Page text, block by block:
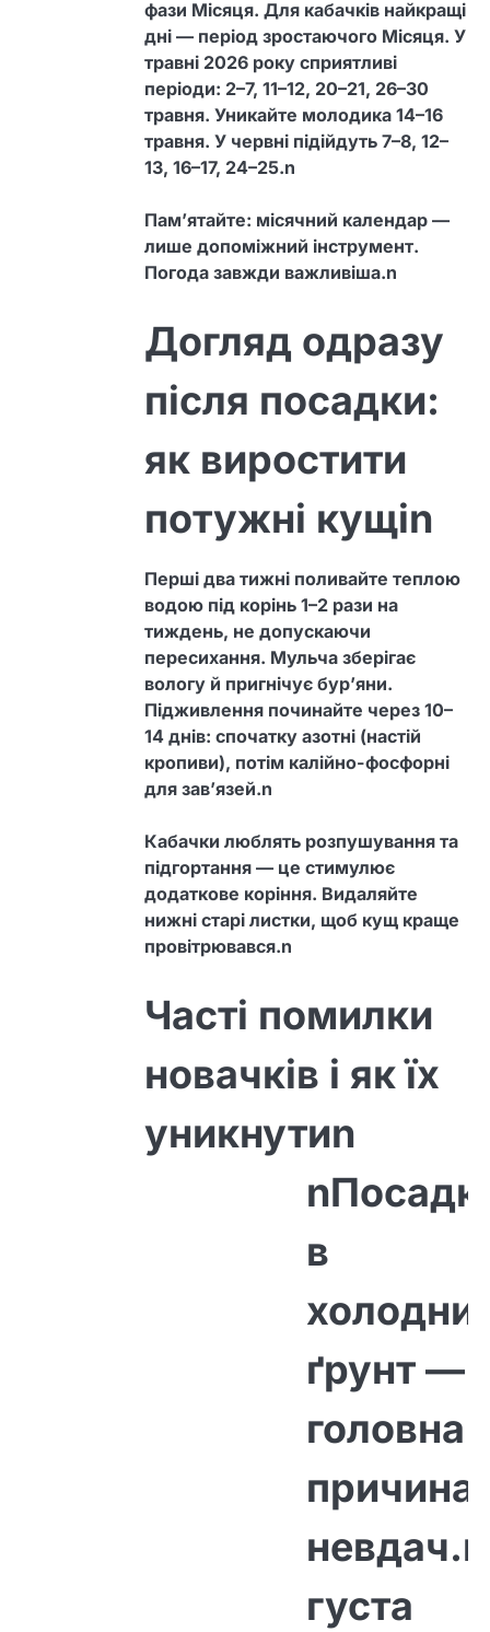
фази Місяця. Для кабачків найкращі
дні — період зростаючого Місяця. У
травні 2026 року сприятливі
періоди: 2–7, 11–12, 20–21, 26–30
травня. Уникайте молодика 14–16
травня. У червні підійдуть 7–8, 12–
13, 16–17, 24–25.n
Пам’ятайте: місячний календар —
лише допоміжний інструмент.
Погода завжди важливіша.n
Догляд одразу
після посадки:
як виростити
потужні кущіn
Перші два тижні поливайте теплою
водою під корінь 1–2 рази на
тиждень, не допускаючи
пересихання. Мульча зберігає
вологу й пригнічує бур’яни.
Підживлення починайте через 10–
14 днів: спочатку азотні (настій
кропиви), потім калійно-фосфорні
для зав’язей.n
Кабачки люблять розпушування та
підгортання — це стимулює
додаткове коріння. Видаляйте
нижні старі листки, щоб кущ краще
провітрювався.n
Часті помилки
новачків і як їх
уникнутиn
в
ґрунт —
головна
причина
густа